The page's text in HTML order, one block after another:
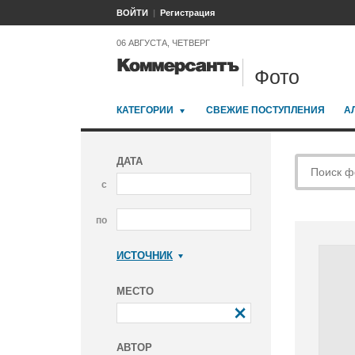
ВОЙТИ Регистрация
06 АВГУСТА, ЧЕТВЕРГ
Фото
КАТЕГОРИИ СВЕЖИЕ ПОСТУПЛЕНИЯ
ДАТА
с
по
ИСТОЧНИК
МЕСТО
АВТОР